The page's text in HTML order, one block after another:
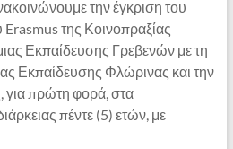
την έγκριση του
Erasmus της Κοινοπραξίας
Εκπαίδευσης Γρεβενών με τη
Εκπαίδευσης Φλώρινας και την
για πρώτη φορά, στα
πέντε (5) ετών, με